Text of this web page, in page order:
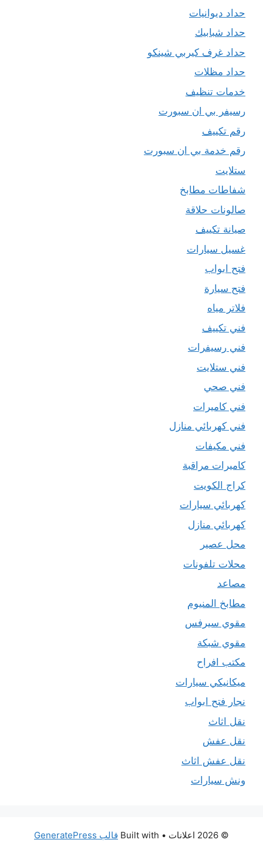
حداد ديوانيات
حداد شبابيك
حداد غرف كيربي شينكو
حداد مظلات
خدمات تنظيف
رسيفر بي ان سبورت
رقم تكييف
رقم خدمة بي ان سبورت
ستلايت
شفاطات مطابخ
صالونات حلاقة
صيانة تكييف
غسيل سيارات
فتح ابواب
فتح سيارة
فلاتر مياه
فني تكييف
فني رسيفرات
فني ستلايت
فني صحي
فني كاميرات
فني كهربائي منازل
فني مكيفات
كاميرات مراقبة
كراج الكويت
كهربائي سيارات
كهربائي منازل
محل عصير
محلات تلفونات
مصاعد
مطابخ المنيوم
مقوي سيرفس
مقوي شبكة
مكتب افراح
ميكانيكي سيارات
نجار فتح ابواب
نقل اثاث
نقل عفش
نقل عفش اثاث
ونش سيارات
© 2026 اعلانات • Built with قالب GeneratePress